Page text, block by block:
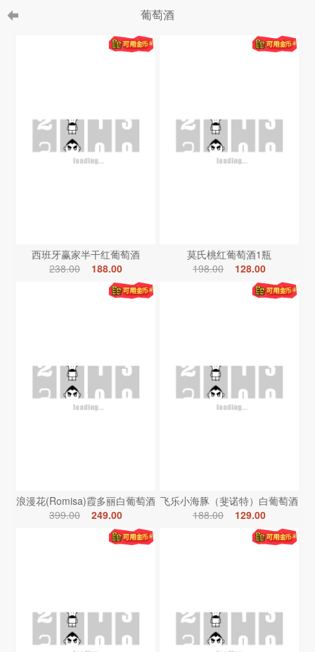
葡萄酒
西班牙赢家半干红葡萄酒
238.00
188.00
莫氏桃红葡萄酒1瓶
198.00
128.00
浪漫花(Romisa)霞多丽白葡萄酒
399.00
249.00
飞乐小海豚（斐诺特）白葡萄酒
188.00
129.00